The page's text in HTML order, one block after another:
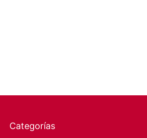
Categorías